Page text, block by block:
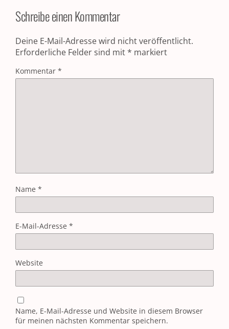
Schreibe einen Kommentar
Deine E-Mail-Adresse wird nicht veröffentlicht.
Erforderliche Felder sind mit* markiert
Kommentar *
Name *
E-Mail-Adresse *
Website
Name, E-Mail-Adresse und Website in diesem Browser
für meinen nächsten Kommentar speichern.